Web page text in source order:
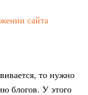
сайта
то нужно
блогов. У этого